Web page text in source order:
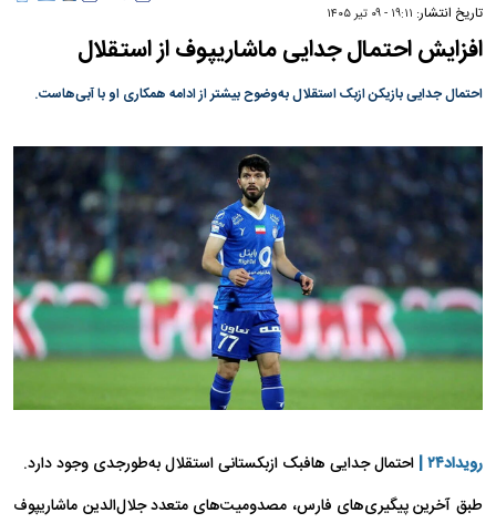
تاریخ انتشار: ۱۹:۱۱ - ۰۹ تير ۱۴۰۵
افزایش احتمال جدایی ماشاریپوف از استقلال
احتمال جدایی بازیکن ازبک استقلال به‌وضوح بیشتر از ادامه همکاری او با آبی‌هاست.
رویداد۲۴ |
احتمال جدایی هافبک ازبکستانی استقلال به‌طورجدی وجود دارد.
طبق آخرین پیگیری‌های فارس، مصدومیت‌های متعدد جلال‌الدین ماشاریپوف